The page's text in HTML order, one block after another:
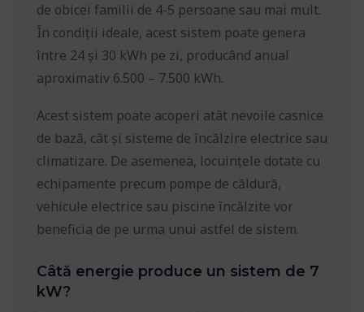
de obicei familii de 4-5 persoane sau mai mult.
În condiții ideale, acest sistem poate genera
între 24 și 30 kWh pe zi, producând anual
aproximativ 6.500 – 7.500 kWh.
Acest sistem poate acoperi atât nevoile casnice
de bază, cât și sisteme de încălzire electrice sau
climatizare. De asemenea, locuințele dotate cu
echipamente precum pompe de căldură,
vehicule electrice sau piscine încălzite vor
beneficia de pe urma unui astfel de sistem.
Câtă energie produce un sistem de 7
kW?